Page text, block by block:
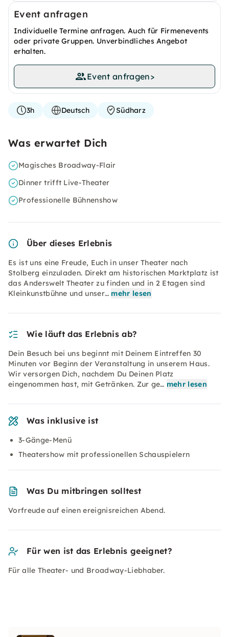
Event anfragen
Individuelle Termine anfragen. Auch für Firmenevents
oder private Gruppen. Unverbindliches Angebot
erhalten.
Event anfragen>
3h Deutsch Südharz
Was erwartet Dich
Magisches Broadway-Flair
Dinner trifft Live-Theater
Professionelle Bühnenshow
Über dieses Erlebnis
Es ist uns eine Freude, Euch in unser Theater nach
Stolberg einzuladen. Direkt am historischen Marktplatz ist
das Anderswelt Theater zu finden und in 2 Etagen sind
Kleinkunstbühne und unser… mehr lesen
Wie läuft das Erlebnis ab?
Dein Besuch bei uns beginnt mit Deinem Eintreffen 30
Minuten vor Beginn der Veranstaltung in unserem Haus.
Wir versorgen Dich, nachdem Du Deinen Platz
eingenommen hast, mit Getränken. Zur ge… mehr lesen
Was inklusive ist
3-Gänge-Menü
Theatershow mit professionellen Schauspielern
Was Du mitbringen solltest
Vorfreude auf einen ereignisreichen Abend.
Für wen ist das Erlebnis geeignet?
Für alle Theater- und Broadway-Liebhaber.